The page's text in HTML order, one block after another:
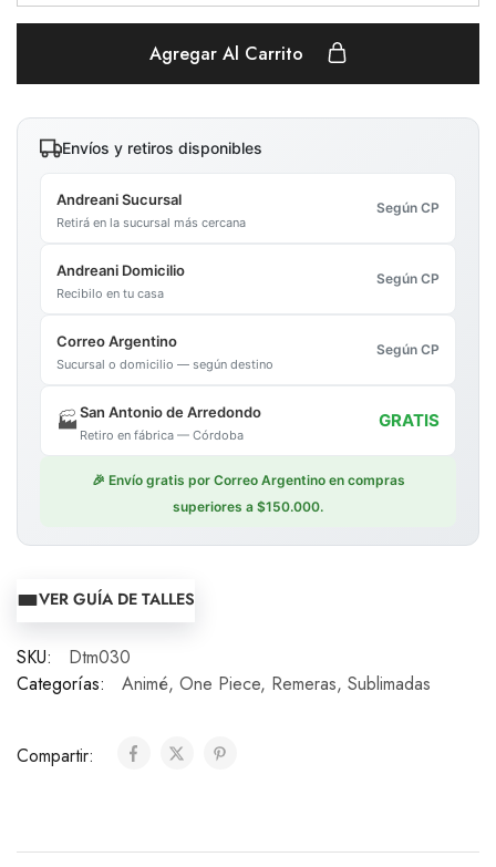
Agregar Al Carrito
Envíos y retiros disponibles
Andreani Sucursal
Retirá en la sucursal más cercana
Según CP
Andreani Domicilio
Recibilo en tu casa
Según CP
Correo Argentino
Sucursal o domicilio — según destino
Según CP
🏭San Antonio de Arredondo
Retiro en fábrica — Córdoba
GRATIS
🎉 Envío gratis por Correo Argentino en compras
superiores a $150.000.
VER GUÍA DE TALLES
SKU:
Dtm030
Categorías:
Animé, One Piece, Remeras, Sublimadas
Compartir: